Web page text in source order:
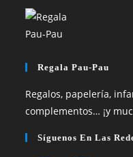
Regala Pau-Pau
Regalos, papelería,
complementos… ¡y
Síguenos En Las